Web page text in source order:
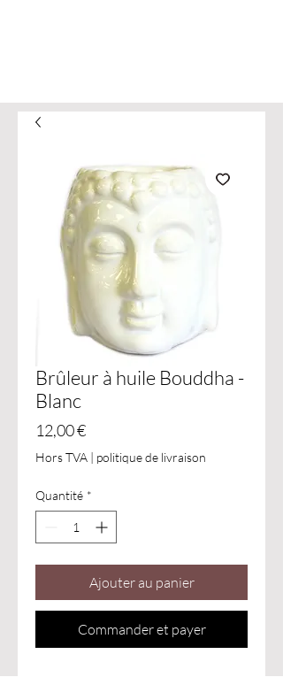
Brûleur à huile Bouddha -
Blanc
12,00 €Prix
Hors TVA | politique de livraison
Quantité *
Ajouter au panier
Commander et payer